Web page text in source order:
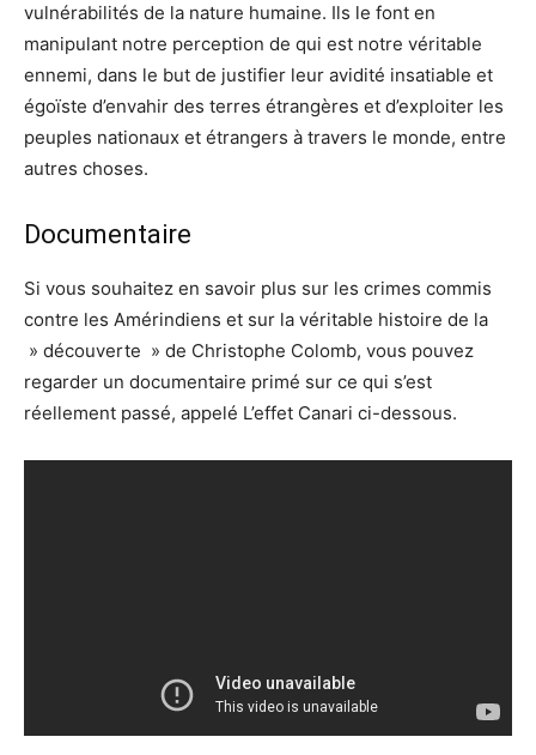
vulnérabilités de la nature humaine. Ils le font en
manipulant notre perception de qui est notre véritable
ennemi, dans le but de justifier leur avidité insatiable et
égoïste d’envahir des terres étrangères et d’exploiter les
peuples nationaux et étrangers à travers le monde, entre
autres choses.
Documentaire
Si vous souhaitez en savoir plus sur les crimes commis
contre les Amérindiens et sur la véritable histoire de la
» découverte » de Christophe Colomb, vous pouvez
regarder un documentaire primé sur ce qui s’est
réellement passé, appelé L’effet Canari ci-dessous.